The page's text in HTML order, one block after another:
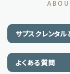
サブスクレンタル
よくある質問